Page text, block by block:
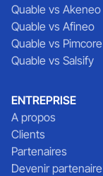
Quable vs Akeneo
Quable vs Afineo
Quable vs Pimcore
Quable vs Salsify
ENTREPRISE
A propos
Clients
Partenaires
Devenir partenaire